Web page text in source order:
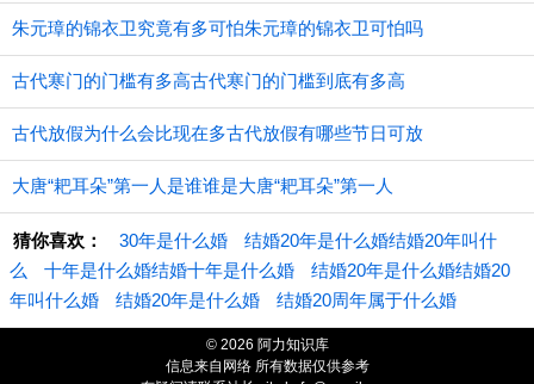
朱元璋的锦衣卫究竟有多可怕朱元璋的锦衣卫可怕吗
古代寒门的门槛有多高古代寒门的门槛到底有多高
古代放假为什么会比现在多古代放假有哪些节日可放
大唐“耙耳朵”第一人是谁谁是大唐“耙耳朵”第一人
猜你喜欢： 30年是什么婚
结婚20年是什么婚结婚20年叫什
么
十年是什么婚结婚十年是什么婚
结婚20年是什么婚结婚20
年叫什么婚
结婚20年是什么婚 结婚20周年属于什么婚
© 2026 阿力知识库
信息来自网络 所有数据仅供参考